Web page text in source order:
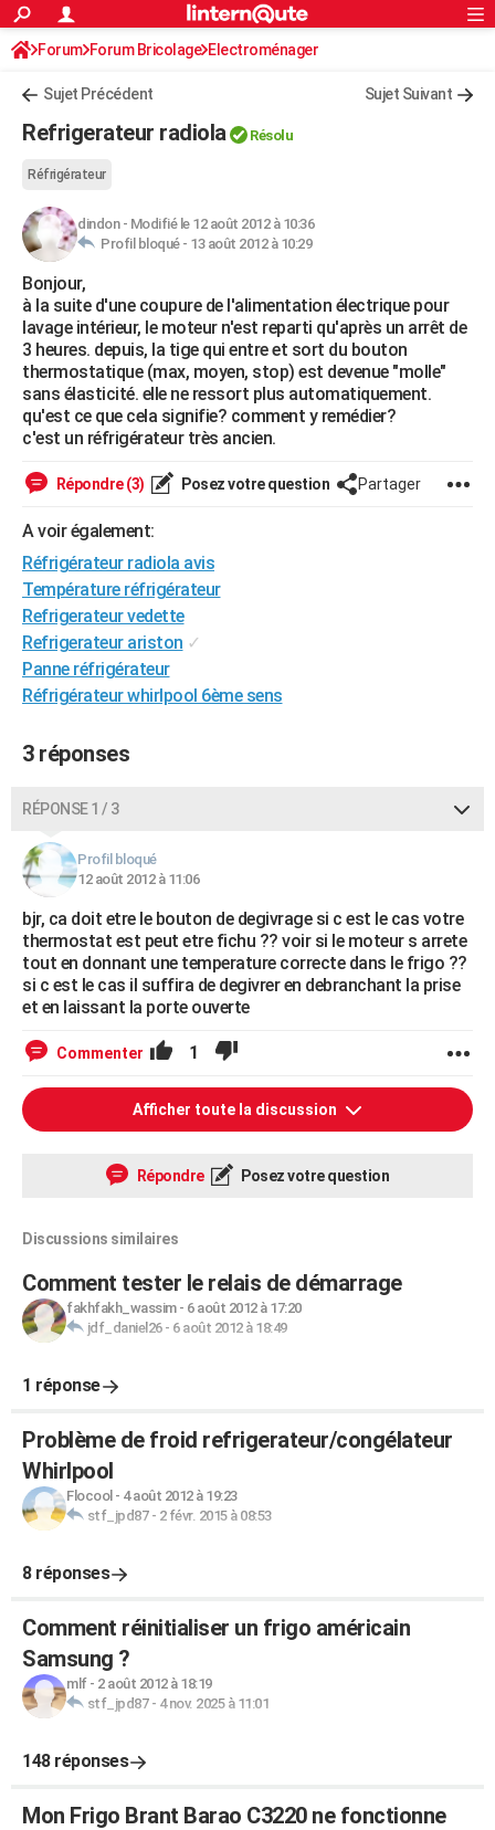
ACTUALITÉS
Politique
Société
Faits Divers
Education
Monde
Villes
+
AUTO
Essais
Réserver un essai
Citadines
Berlines
SUV
Forum auto
+HIGH-TECH
Mobiles
Meilleur smartphone
Internet
Ordinateurs
Jeux vidéo
Guide high-tech
+BRICOLAGE
Forum
Aménagement intérieur
Extérieur
Cuisine
Salle de bains
Jardinage
Rangement
WEEK-END
Guides de France
Escapades
Patrimoine
Expositions
Musées
Week-end nature
+LIFESTYLE
Art de vivre
Bien-être
Loisirs
Mode
Modes de vie
SANTE
Alimentation
Guide de la santé
Maladies
Médicaments
Sommeil
VOYAGE
PHOTO
GUIDES D'ACHAT
BONS PLANS
CARTE DE VOEUX
Carte de Noël
Carte Bonne année
Carte Saint-Valentin
Carte Pâques
Carte d'anniversaire
DICTIONNAIRE
PROGRAMME TV
FORUM
Bricolage
Lifestyle
Culture
Sport
Auto
Television
Voyage
Cinema
S'inscrire
Connexion
Forum Forum Bricolage Electroménager
Sujet Précédent Sujet Suivant
Refrigerateur radiola Résolu
Réfrigérateur
dindon- Modifié le 12 août 2012 à 10:36
Profil bloqué - 13 août 2012 à 10:29
Bonjour,
à la suite d'une coupure de l'alimentation électrique pour
lavage intérieur, le moteur n'est reparti qu'après un arrêt de
3 heures. depuis, la tige qui entre et sort du bouton
thermostatique (max, moyen, stop) est devenue "molle"
sans élasticité. elle ne ressort plus automatiquement.
qu'est ce que cela signifie? comment y remédier?
c'est un réfrigérateur très ancien.
Répondre (3) Posez votre question Partager
A voir également:
Réfrigérateur radiola avis
Température réfrigérateur
Refrigerateur vedette
Refrigerateur ariston ✓
Panne réfrigérateur
Réfrigérateur whirlpool 6ème sens
3 réponses
RÉPONSE 1 / 3
Profil bloqué
12 août 2012 à 11:06
bjr, ca doit etre le bouton de degivrage si c est le cas votre
thermostat est peut etre fichu ?? voir si le moteur s arrete
tout en donnant une temperature correcte dans le frigo ??
si c est le cas il suffira de degivrer en debranchant la prise
et en laissant la porte ouverte
Commenter 1
Afficher toute la discussion
Répondre Posez votre question
Discussions similaires
Comment tester le relais de démarrage
fakhfakh_wassim- 6 août 2012 à 17:20
jdf_daniel26- 6 août 2012 à 18:49
1 réponse
Problème de froid refrigerateur/congélateur
Whirlpool
Flocool - 4 août 2012 à 19:23
stf_jpd87- 2 févr. 2015 à 08:53
8 réponses
Comment réinitialiser un frigo américain
Samsung ?
mlf- 2 août 2012 à 18:19
stf_jpd87- 4 nov. 2025 à 11:01
148 réponses
Mon Frigo Brant Barao C3220 ne fonctionne